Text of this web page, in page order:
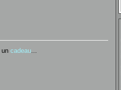
un cadeau...